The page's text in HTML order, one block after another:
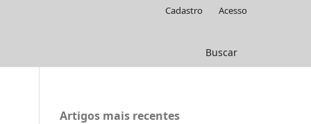
Buscar
Cadastro Acesso
Artigos mais recentes